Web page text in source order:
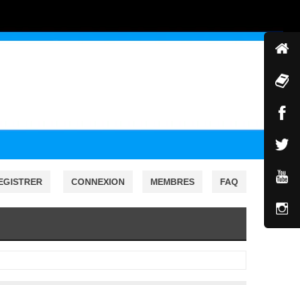
CONNEXION MEMBRES FAQ